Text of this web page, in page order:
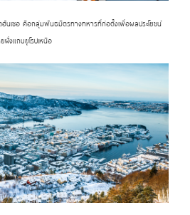
เซอ คือกลุ่มพันธมิตรทางทหารที่ก่อตั้งเพื่อผลประโยชน์
ฝั่งแถบยุโรปเหนือ